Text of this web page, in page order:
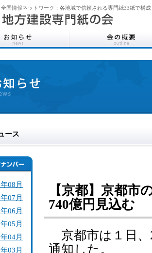
全国情報ネットワーク：各地域で信頼される専門紙33紙で構成
ース
08月
07月
06月
05月
04月
03月
【京都】京都
740億円見込む
京都市は１日、
通知した。